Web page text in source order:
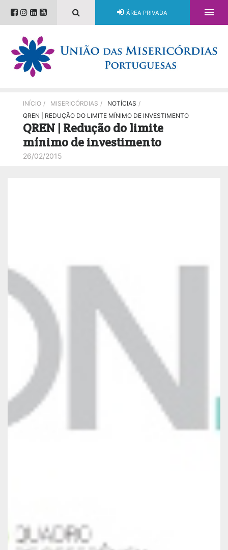
ÁREA PRIVADA 
INÍCIO / MISERICÓRDIAS / NOTÍCIAS /
QREN | REDUÇÃO DO LIMITE MÍNIMO DE INVESTIMENTO
QREN | Redução do limite
mínimo de investimento
26/02/2015